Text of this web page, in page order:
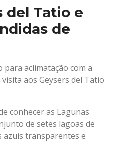
del Tatio e
de
aclimatação com a
aos Geysers del Tatio
conhecer as Lagunas
de setes lagoas de
azuis transparentes e